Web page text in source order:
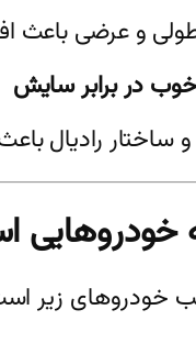
و عرضی باعث
ساختار رادیال
خودروهایی
خودروهای زیر